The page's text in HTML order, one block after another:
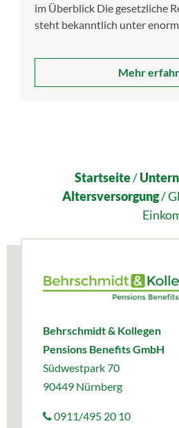
im Überblick Die gesetzliche
steht bekanntlich unter
Mehr
Startseite/
Altersversorgung/
Behrschmidt & Kollegen
Pensions Benefits GmbH
Südwestpark 70
90449 Nürnberg
0911/495 20 10